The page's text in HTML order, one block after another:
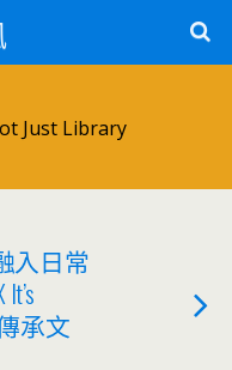
Just Library
入日常
承文